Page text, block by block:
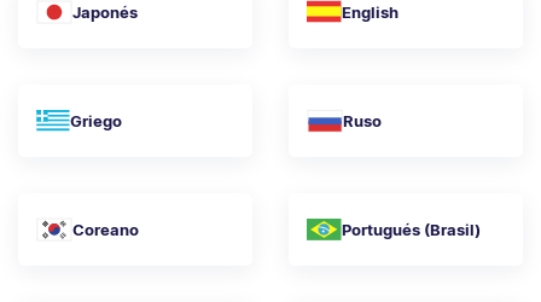
Japonés English
Griego Ruso
Coreano Portugués (Brasil)